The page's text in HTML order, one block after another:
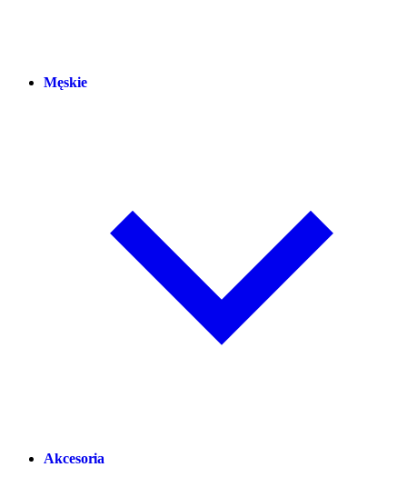
Męskie
Akcesoria